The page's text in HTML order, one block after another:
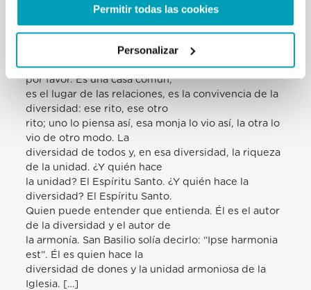
Permitir todas las cookies
Personalizar
nuestra vocación cristiana? En la misericordia de
eso. El Señor no defrauda; su misericordia no
defrauda. Siempre nos espera. No
hay y no debe haber muros en la Iglesia católica,
por favor. Es una casa común,
es el lugar de las relaciones, es la convivencia de la
diversidad: ese rito, ese otro
rito; uno lo piensa así, esa monja lo vio así, la otra lo
vio de otro modo. La
diversidad de todos y, en esa diversidad, la riqueza
de la unidad. ¿Y quién hace
la unidad? El Espíritu Santo. ¿Y quién hace la
diversidad? El Espíritu Santo.
Quien puede entender que entienda. Él es el autor
de la diversidad y el autor de
la armonía. San Basilio solía decirlo: “Ipse harmonia
est”. Él es quien hace la
diversidad de dones y la unidad armoniosa de la
Iglesia. […]